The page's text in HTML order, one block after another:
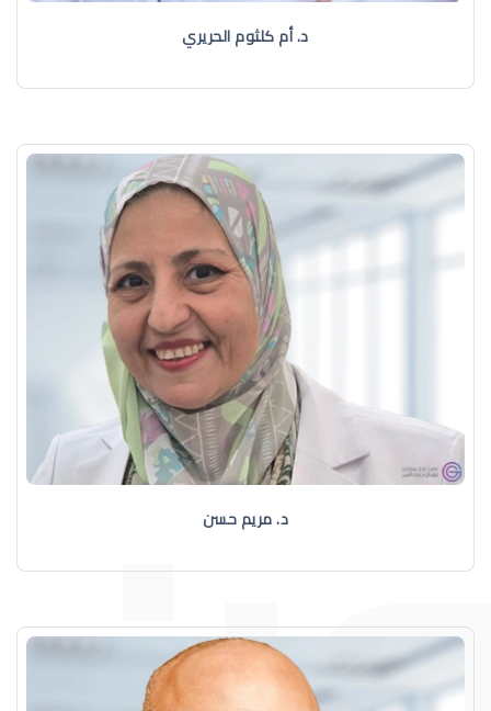
د. أم كلثوم الحريري
د. مريم حسن